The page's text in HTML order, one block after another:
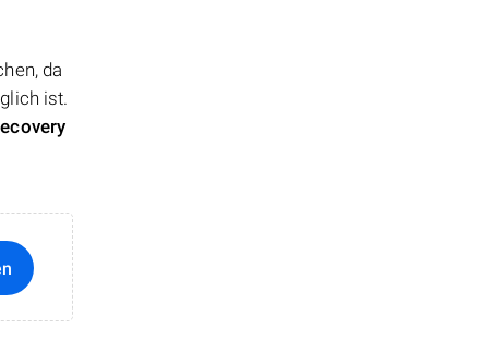
da
ist.